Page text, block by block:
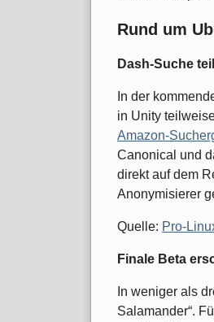
Rund um
Dash-Suche
In der
in Unity
Amazon-
Canonical und
direkt auf dem
Anonymisierer
Quelle: Pro-
Finale Beta
In weniger als
Salamander“.